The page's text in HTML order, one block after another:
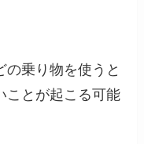
の乗り物を使うと
ことが起こる可能